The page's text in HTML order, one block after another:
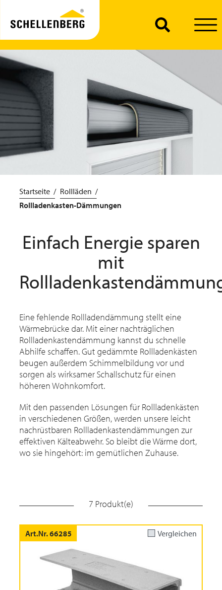
Startseite
Rollläden
Rollladenkasten-Dämmungen
Einfach Energie sparen
mit
Eine fehlende Rollladendämmung stellt eine
Wärmebrücke dar. Mit einer nachträglichen
Rollladenkastendämmung kannst du schnelle
Abhilfe schaffen. Gut gedämmte Rollladenkästen
beugen außerdem Schimmelbildung vor und
sorgen als wirksamer Schallschutz für einen
höheren Wohnkomfort.
Mit den passenden Lösungen für Rollladenkästen
in verschiedenen Größen, werden unsere leicht
nachrüstbaren Rollladenkastendämmungen zur
effektiven Kälteabwehr. So bleibt die Wärme dort,
wo sie hingehört: im gemütlichen Zuhause.
7 Produkt(e)
Art.Nr. 66285 Vergleichen